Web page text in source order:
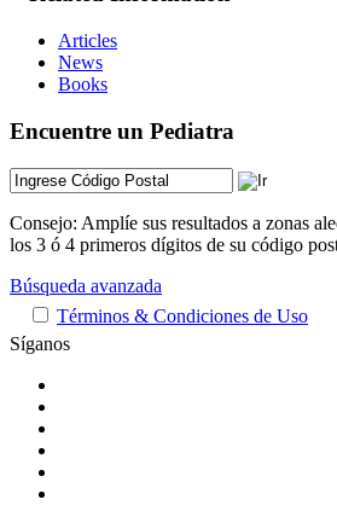
Articles
News
Books
Encuentre un Pediatra
Consejo: Amplíe sus resultados a zonas
los 3 ó 4 primeros dígitos de su código
Búsqueda avanzada
Términos & Condiciones de Uso
Síganos